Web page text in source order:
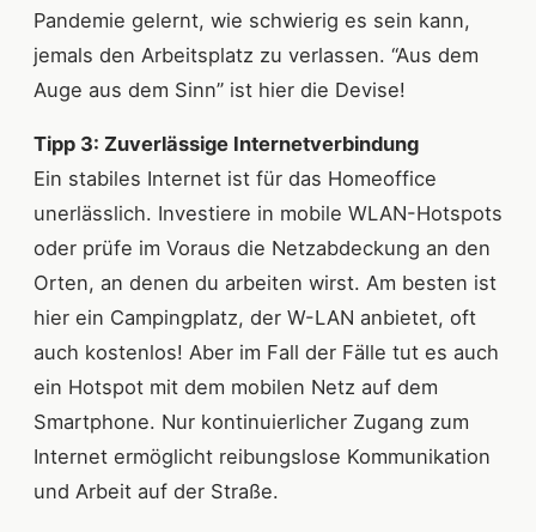
Pandemie gelernt, wie schwierig es sein kann,
jemals den Arbeitsplatz zu verlassen. “Aus dem
Auge aus dem Sinn” ist hier die Devise!
Tipp 3: Zuverlässige Internetverbindung
Ein stabiles Internet ist für das Homeoffice
unerlässlich. Investiere in mobile WLAN-Hotspots
oder prüfe im Voraus die Netzabdeckung an den
Orten, an denen du arbeiten wirst. Am besten ist
hier ein Campingplatz, der W-LAN anbietet, oft
auch kostenlos! Aber im Fall der Fälle tut es auch
ein Hotspot mit dem mobilen Netz auf dem
Smartphone. Nur kontinuierlicher Zugang zum
Internet ermöglicht reibungslose Kommunikation
und Arbeit auf der Straße.